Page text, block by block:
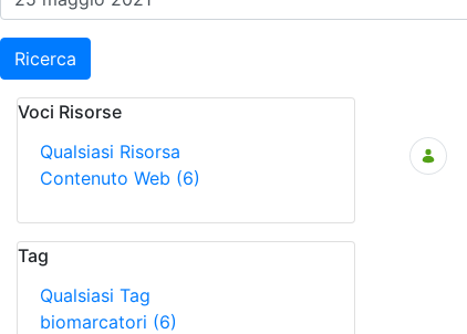
Ricerca
Voci Risorse
Qualsiasi Risorsa
Contenuto Web (6)
Tag
Qualsiasi Tag
biomarcatori (6)
Ricerca